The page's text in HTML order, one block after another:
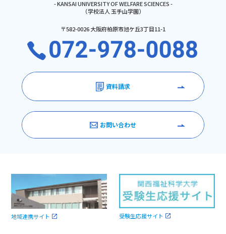
- KANSAI UNIVERSITY OF WELFARE SCIENCES -
（学校法人 玉手山学園）
〒582-0026 大阪府柏原市旭ケ丘3丁目11-1
資料請求
お問い合わせ
地域連携サイト 受験生応援サイト